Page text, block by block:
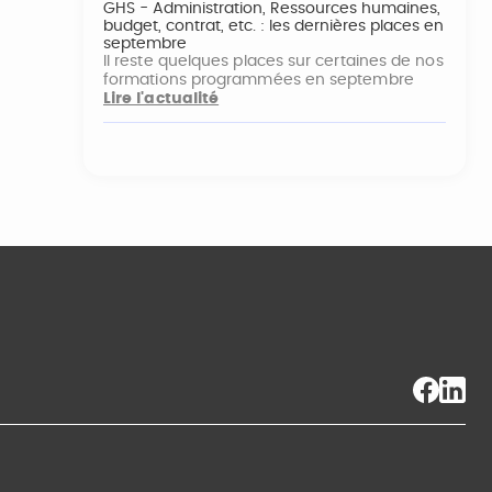
GHS - Administration, Ressources humaines,
budget, contrat, etc. : les dernières places en
septembre
Il reste quelques places sur certaines de nos
formations programmées en septembre
Lire l'actualité